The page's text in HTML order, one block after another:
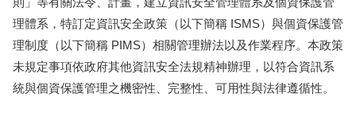
理體系，特訂定資訊安全政策（以下簡稱 ISMS）與個資保護管
理制度（以下簡稱 PIMS）相關管理辦法以及作業程序。本政策
未規定事項依政府其他資訊安全法規精神辦理，以符合資訊系
統與個資保護管理之機密性、完整性、可用性與法律遵循性。